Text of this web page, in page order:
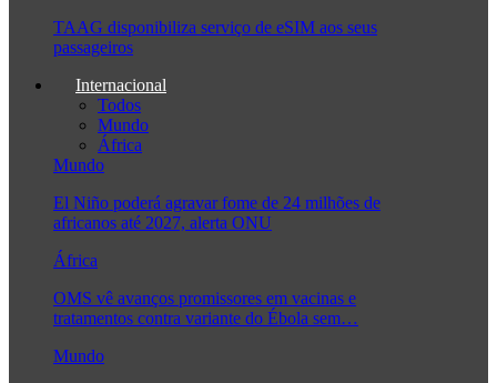
TAAG disponibiliza serviço de eSIM aos seus
passageiros
Internacional
Todos
Mundo
África
Mundo
El Niño poderá agravar fome de 24 milhões de
africanos até 2027, alerta ONU
África
OMS vê avanços promissores em vacinas e
tratamentos contra variante do Ébola sem…
Mundo